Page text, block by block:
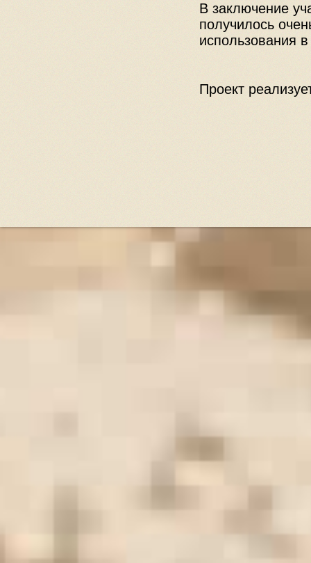
В заключение
получилось
использования
Проект